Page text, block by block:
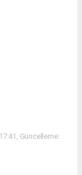
Güncelleme: